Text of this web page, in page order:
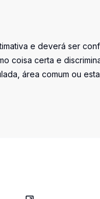
e deverá ser
coisa certa e
área comum ou